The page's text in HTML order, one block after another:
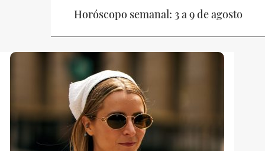
Horóscopo semanal: 3 a 9 de agosto